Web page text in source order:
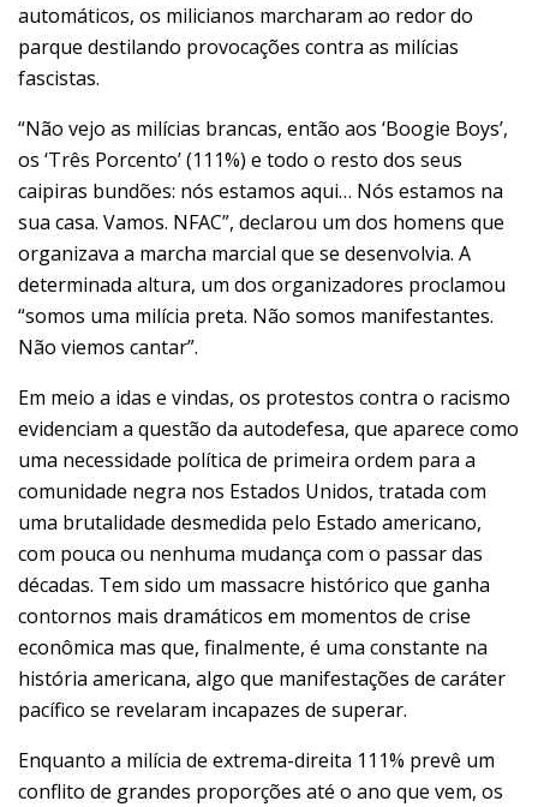
automáticos, os milicianos marcharam ao redor do
parque destilando provocações contra as milícias
fascistas.
“Não vejo as milícias brancas, então aos ‘Boogie Boys’,
os ‘Três Porcento’ (111%) e todo o resto dos seus
caipiras bundões: nós estamos aqui… Nós estamos na
sua casa. Vamos. NFAC”, declarou um dos homens que
organizava a marcha marcial que se desenvolvia. A
determinada altura, um dos organizadores proclamou
“somos uma milícia preta. Não somos manifestantes.
Não viemos cantar”.
Em meio a idas e vindas, os protestos contra o racismo
evidenciam a questão da autodefesa, que aparece como
uma necessidade política de primeira ordem para a
comunidade negra nos Estados Unidos, tratada com
uma brutalidade desmedida pelo Estado americano,
com pouca ou nenhuma mudança com o passar das
décadas. Tem sido um massacre histórico que ganha
contornos mais dramáticos em momentos de crise
econômica mas que, finalmente, é uma constante na
história americana, algo que manifestações de caráter
pacífico se revelaram incapazes de superar.
Enquanto a milícia de extrema-direita 111% prevê um
conflito de grandes proporções até o ano que vem, os